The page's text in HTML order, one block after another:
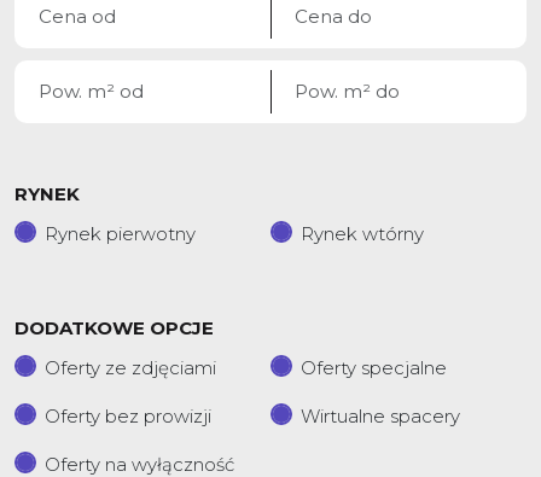
RYNEK
Rynek pierwotny
Rynek wtórny
DODATKOWE OPCJE
Oferty ze zdjęciami
Oferty specjalne
Oferty bez prowizji Wirtualne spacery
Oferty na wyłączność